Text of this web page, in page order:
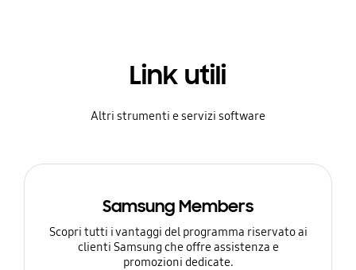
Link utili
Altri strumenti e servizi software
Samsung Members
Scopri tutti i vantaggi del programma riservato ai
clienti Samsung che offre assistenza e
promozioni dedicate.